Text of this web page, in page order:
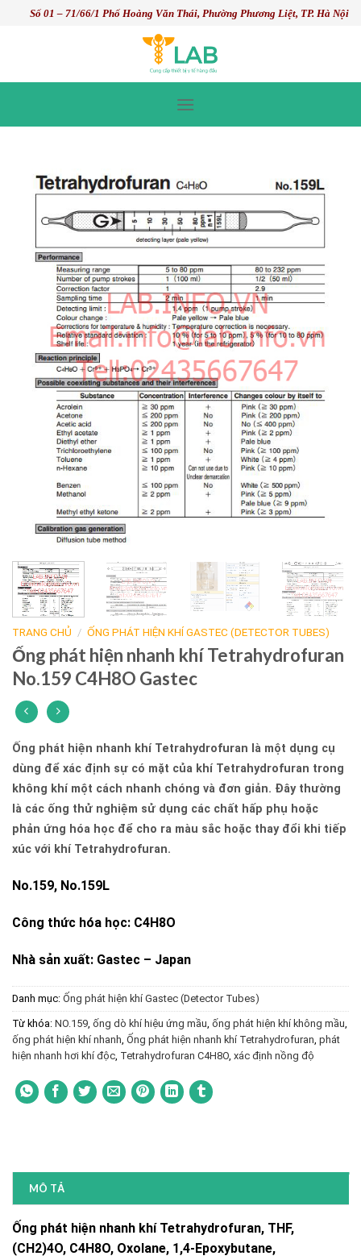
Số 01 – 71/66/1 Phố Hoàng Văn Thái, Phường Phương Liệt, TP. Hà Nội
TRANG CHỦ / ỐNG PHÁT HIỆN KHÍ GASTEC (DETECTOR TUBES)
Ống phát hiện nhanh khí Tetrahydrofuran
No.159 C4H8O Gastec
Ống phát hiện nhanh khí Tetrahydrofuran là một dụng cụ
dùng để xác định sự có mặt của khí Tetrahydrofuran trong
không khí một cách nhanh chóng và đơn giản. Đây thường
là các ống thử nghiệm sử dụng các chất hấp phụ hoặc
phản ứng hóa học để cho ra màu sắc hoặc thay đổi khi tiếp
xúc với khí Tetrahydrofuran.
No.159, No.159L
Công thức hóa học: C4H8O
Nhà sản xuất: Gastec – Japan
Danh mục: Ống phát hiện khí Gastec (Detector Tubes)
Từ khóa: NO.159, ống dò khí hiệu ứng mầu, ống phát hiện khí không mầu,
ống phát hiện khí nhanh, Ống phát hiện nhanh khí Tetrahydrofuran, phát
hiện nhanh hơi khí độc, Tetrahydrofuran C4H8O, xác định nồng độ
MÔ TẢ
Ống phát hiện nhanh khí Tetrahydrofuran, THF,
(CH2)4O, C4H8O, Oxolane, 1,4-Epoxybutane,